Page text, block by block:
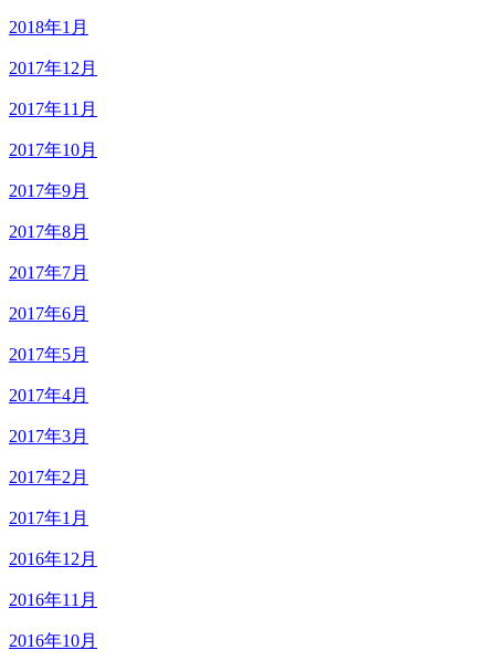
2018年1月
2017年12月
2017年11月
2017年10月
2017年9月
2017年8月
2017年7月
2017年6月
2017年5月
2017年4月
2017年3月
2017年2月
2017年1月
2016年12月
2016年11月
2016年10月